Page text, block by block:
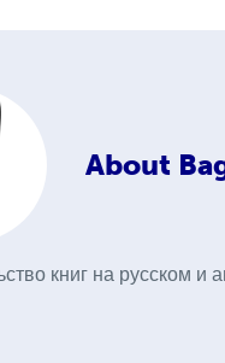
About
книг на русском и